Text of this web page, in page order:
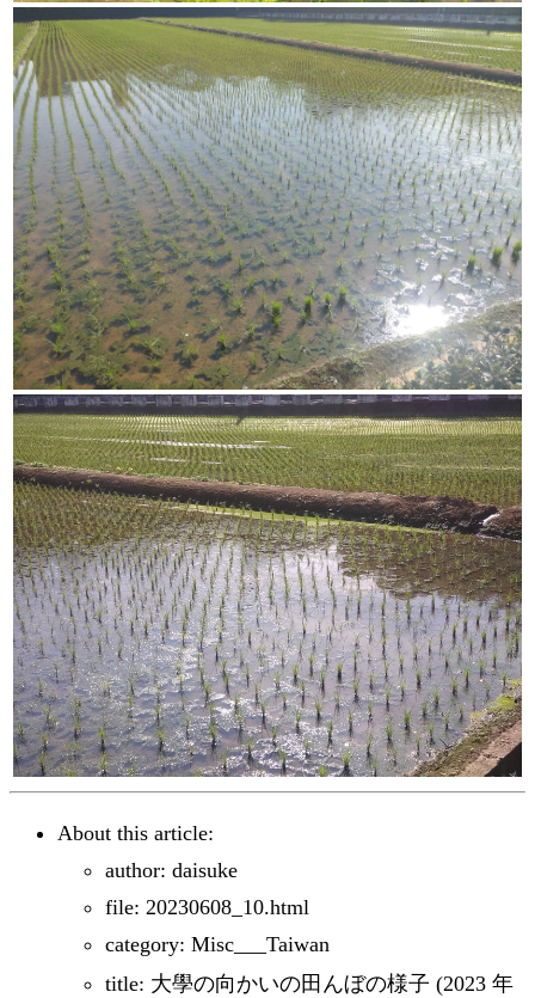
About this article:
author: daisuke
file: 20230608_10.html
category: Misc___Taiwan
title: 大學の向かいの田んぼの様子 (2023 年